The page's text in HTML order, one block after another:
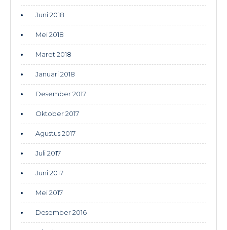
Juni 2018
Mei 2018
Maret 2018
Januari 2018
Desember 2017
Oktober 2017
Agustus 2017
Juli 2017
Juni 2017
Mei 2017
Desember 2016